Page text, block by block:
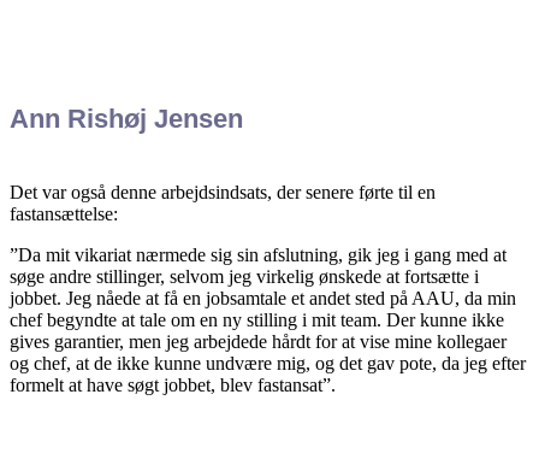
Ann Rishøj Jensen
Det var også denne arbejdsindsats, der senere førte til en
fastansættelse:
”Da mit vikariat nærmede sig sin afslutning, gik jeg i gang med at
søge andre stillinger, selvom jeg virkelig ønskede at fortsætte i
jobbet. Jeg nåede at få en jobsamtale et andet sted på AAU, da min
chef begyndte at tale om en ny stilling i mit team. Der kunne ikke
gives garantier, men jeg arbejdede hårdt for at vise mine kollegaer
og chef, at de ikke kunne undvære mig, og det gav pote, da jeg efter
formelt at have søgt jobbet, blev fastansat”.